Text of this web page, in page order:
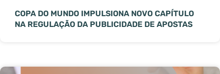
COPA DO MUNDO IMPULSIONA NOVO CAPÍTULO
NA REGULAÇÃO DA PUBLICIDADE DE APOSTAS